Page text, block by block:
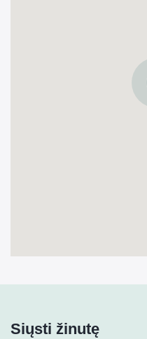
Siųsti žinutę